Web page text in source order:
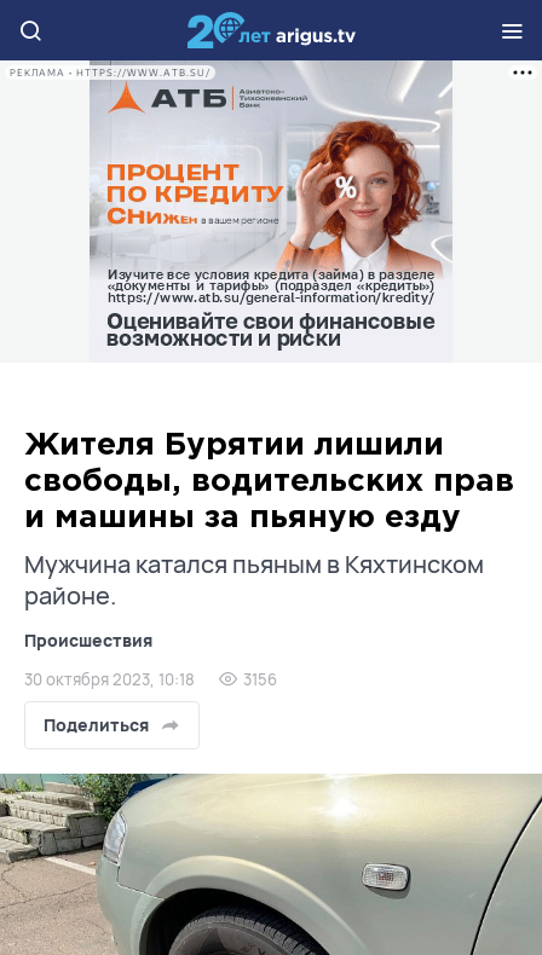
РЕКЛАМА • HTTPS://WWW.ATB.SU/
Жителя Бурятии лишили
свободы, водительских прав
и машины за пьяную езду
Мужчина катался пьяным в Кяхтинском
районе.
Происшествия
30 октября 2023, 10:18 3156
Поделиться